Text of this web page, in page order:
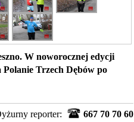
W noworocznej edycji
Trzech Dębów po
reporter: 667 70 70 60